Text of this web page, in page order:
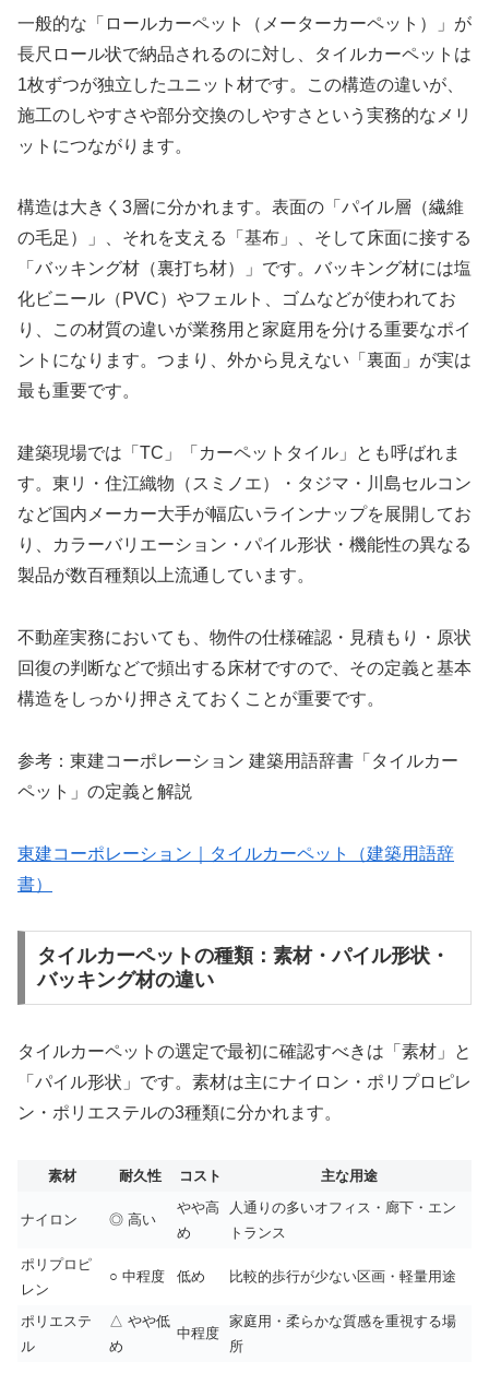
一般的な「ロールカーペット（メーターカーペット）」が
長尺ロール状で納品されるのに対し、タイルカーペットは
1枚ずつが独立したユニット材です。この構造の違いが、
施工のしやすさや部分交換のしやすさという実務的なメリ
ットにつながります。
構造は大きく3層に分かれます。表面の「パイル層（繊維
の毛足）」、それを支える「基布」、そして床面に接する
「バッキング材（裏打ち材）」です。バッキング材には塩
化ビニール（PVC）やフェルト、ゴムなどが使われてお
り、この材質の違いが業務用と家庭用を分ける重要なポイ
ントになります。つまり、外から見えない「裏面」が実は
最も重要です。
建築現場では「TC」「カーペットタイル」とも呼ばれま
す。東リ・住江織物（スミノエ）・タジマ・川島セルコン
など国内メーカー大手が幅広いラインナップを展開してお
り、カラーバリエーション・パイル形状・機能性の異なる
製品が数百種類以上流通しています。
不動産実務においても、物件の仕様確認・見積もり・原状
回復の判断などで頻出する床材ですので、その定義と基本
構造をしっかり押さえておくことが重要です。
参考：東建コーポレーション 建築用語辞書「タイルカー
ペット」の定義と解説
東建コーポレーション｜タイルカーペット（建築用語辞
書）
タイルカーペットの種類：素材・パイル形状・
バッキング材の違い
タイルカーペットの選定で最初に確認すべきは「素材」と
「パイル形状」です。素材は主にナイロン・ポリプロピレ
ン・ポリエステルの3種類に分かれます。
素材 耐久性 コスト 主な用途
ナイロン ◎ 高い
やや高
め
人通りの多いオフィス・廊下・エン
トランス
ポリプロピ
レン
○ 中程度 低め 比較的歩行が少ない区画・軽量用途
ポリエステ
ル
△ やや低
め
中程度
家庭用・柔らかな質感を重視する場
所